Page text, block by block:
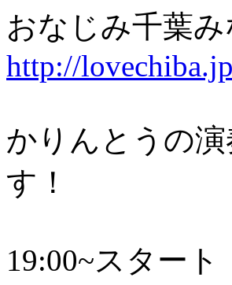
おなじみ千葉
http://
かりんとうの
す！
19:00~スタート